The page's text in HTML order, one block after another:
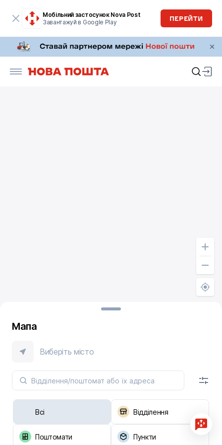
Мобільний застосунок Nova Post
Завантажуй в Google Play
ПЕРЕЙТИ
Мапа
Виберіть місто
Всі Відділення
Поштомати Пункти